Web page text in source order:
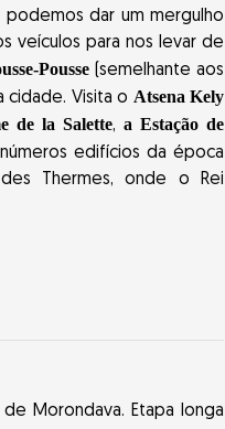
podemos dar um mergulho
veículos para nos levar de
Pousse(semelhante aos
cidade. Visita o Atsena Kely
de la Salette, a Estação de
edifícios da época
Thermes, onde o Rei
Morondava. Etapa longa